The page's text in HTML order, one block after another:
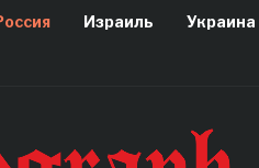
Израиль Украина